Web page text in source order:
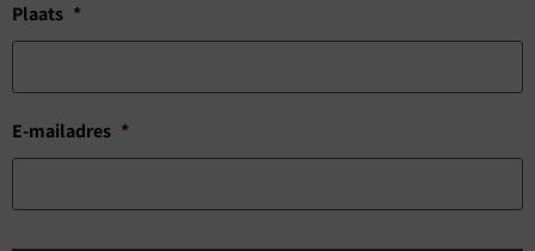
Plaats *
E-mailadres *